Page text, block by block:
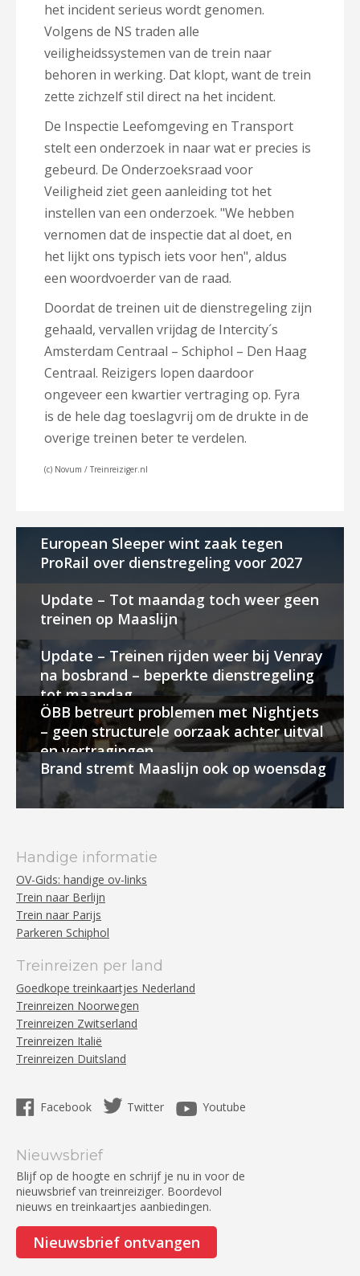
het incident serieus wordt genomen.
Volgens de NS traden alle
veiligheidssystemen van de trein naar
behoren in werking. Dat klopt, want de trein
zette zichzelf stil direct na het incident.
De Inspectie Leefomgeving en Transport
stelt een onderzoek in naar wat er precies is
gebeurd. De Onderzoeksraad voor
Veiligheid ziet geen aanleiding tot het
instellen van een onderzoek. "We hebben
vernomen dat de inspectie dat al doet, en
het lijkt ons typisch iets voor hen", aldus
een woordvoerder van de raad.
Doordat de treinen uit de dienstregeling zijn
gehaald, vervallen vrijdag de Intercity´s
Amsterdam Centraal – Schiphol – Den Haag
Centraal. Reizigers lopen daardoor
ongeveer een kwartier vertraging op. Fyra
is de hele dag toeslagvrij om de drukte in de
overige treinen beter te verdelen.
(c) Novum / Treinreiziger.nl
European Sleeper wint zaak tegen
ProRail over dienstregeling voor 2027
Update – Tot maandag toch weer geen
treinen op Maaslijn
Update – Treinen rijden weer bij Venray
na bosbrand – beperkte dienstregeling
tot maandag
ÖBB betreurt problemen met Nightjets
– geen structurele oorzaak achter uitval
en vertragingen
Brand stremt Maaslijn ook op woensdag
Handige informatie
OV-Gids: handige ov-links
Trein naar Berlijn
Trein naar Parijs
Parkeren Schiphol
Treinreizen per land
Goedkope treinkaartjes Nederland
Treinreizen Noorwegen
Treinreizen Zwitserland
Treinreizen Italië
Treinreizen Duitsland
Facebook Twitter Youtube
Nieuwsbrief
Blijf op de hoogte en schrijf je nu in voor de
nieuwsbrief van treinreiziger. Boordevol
nieuws en treinkaartjes aanbiedingen.
Nieuwsbrief ontvangen